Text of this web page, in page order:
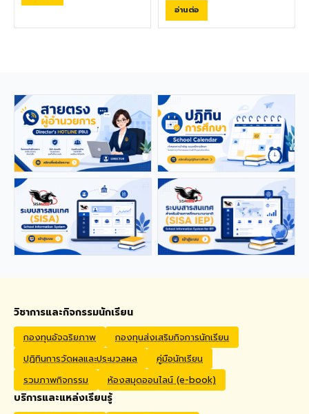
Introduction Video) ได้ที่
applications from qualified
foreign educators for
teaching positions
covering Kindergarten,
Primary, and High School
levels. Benefits Monthly
Salary: 30,000 – 40,000
THB Housing Allowance:
6,500 THB Full assistance
with Visa and Work Permit
extensions Private Health
Insurance cover
Studies, PE, Arts, or a
Speakers or Non-Native
English Speakers with a
verified TOEIC score of at
least 785. Prior teaching
experience is preferred.
Application Process
อ่านต่อ
วิชาการและกิจกรรมนักเรียน
กองทุนอัจฉริยภาพ
กองทุนส่งเสริมกิจการนักเรียน
ปฏิทินการวัดผลและประมวลผล
คู่มือนักเรียน
รวมภาพกิจกรรม
ห้องสมุดออนไลน์ (e-book)
บริการและแหล่งเรียนรู้